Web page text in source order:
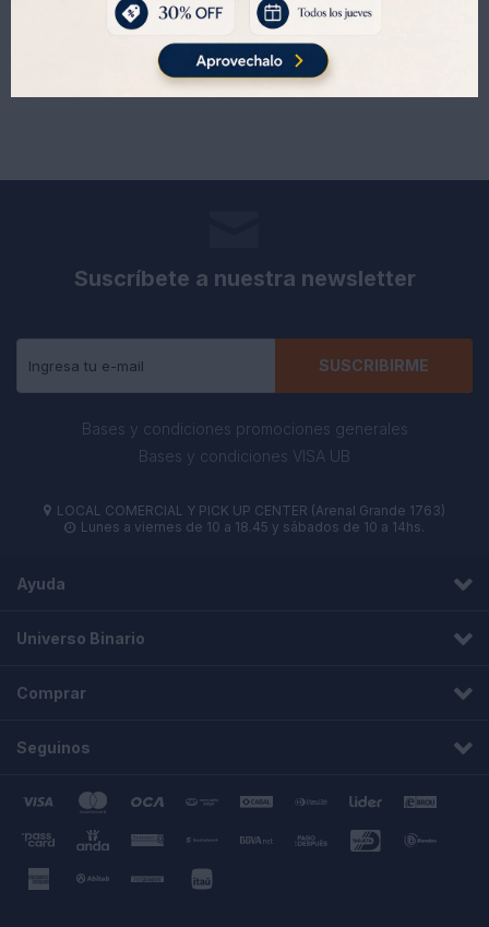
UYU 128 UYU 145
Suscríbete a nuestra newsletter
SUSCRIBIRME
Bases y condiciones promociones generales
Bases y condiciones VISA UB
 LOCAL COMERCIAL Y PICK UP CENTER (Arenal Grande 1763)
 Lunes a viernes de 10 a 18.45 y sábados de 10 a 14hs.
Ayuda
Universo Binario
Comprar
Seguinos